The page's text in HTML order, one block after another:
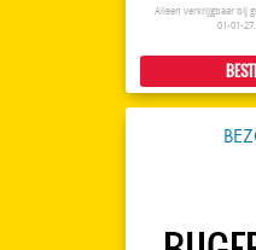
Alleen verkrijgbaar bij
01-01-27.